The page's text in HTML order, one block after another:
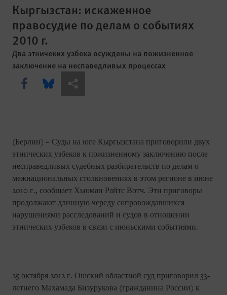
Кыргызстан: искаженное
правосудие по делам о событиях
2010 г.
Два этничеких узбека осуждены на пожизненное
заключение на неспаведливых процессах
Share this via Facebook
Share this via Bluesky
Share this via Поделиться
(Берлин) – Суды на юге Кыргызстана приговорили двух
этнических узбеков к пожизненному заключению после
несправедливых судебных разбирательств по делам о
межнациональных столкновениях в этом регионе в июне
2010 г., сообщает Хьюман Райтс Вотч. Эти приговоры
продолжают длинную череду сопровождавшихся
нарушениями расследований и судов в отношении
этнических узбеков в связи с июньскими событиями.
25 октября 2012 г. Ошский областной суд приговорил 33-
летнего Махамада Бизурукова (гражданина России) к